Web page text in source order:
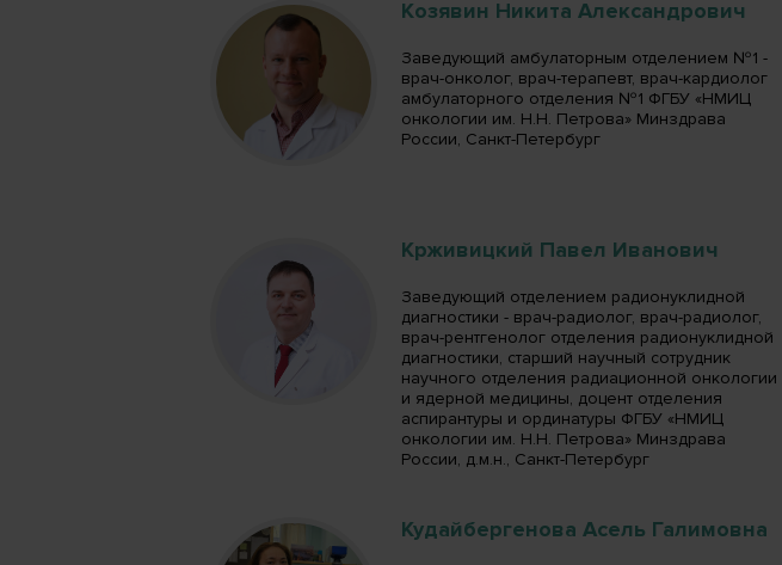
Козявин Никита Александрович
Заведующий амбулаторным отделением №1 -
врач-онколог, врач-терапевт, врач-кардиолог
амбулаторного отделения №1 ФГБУ «НМИЦ
онкологии им. Н.Н. Петрова» Минздрава
России, Санкт-Петербург
Крживицкий Павел Иванович
Заведующий отделением радионуклидной
диагностики - врач-радиолог, врач-радиолог,
врач-рентгенолог отделения радионуклидной
диагностики, старший научный сотрудник
научного отделения радиационной онкологии
и ядерной медицины, доцент отделения
аспирантуры и ординатуры ФГБУ «НМИЦ
онкологии им. Н.Н. Петрова» Минздрава
России, д.м.н., Санкт-Петербург
Кудайбергенова Асель Галимовна